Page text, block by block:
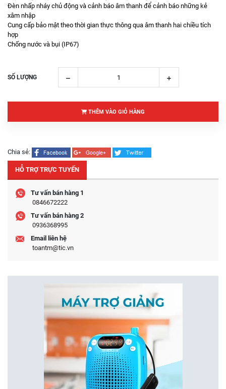
Đèn nhấp nháy chủ động và cảnh báo âm thanh để cảnh báo những kẻ
xâm nhập
Cung cấp bảo mật theo thời gian thực thông qua âm thanh hai chiều tích
hợp
Chống nước và bụi (IP67)
SỐ LƯỢNG
THÊM VÀO GIỎ HÀNG
Chia sẻ:
HỖ TRỢ TRỰC TUYẾN
Tư vấn bán hàng 1
0846672222
Tư vấn bán hàng 2
0936368995
Email liên hệ
toantm@tic.vn